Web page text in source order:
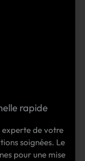
rapide
experte de votre
soignées. Le
pour une mise